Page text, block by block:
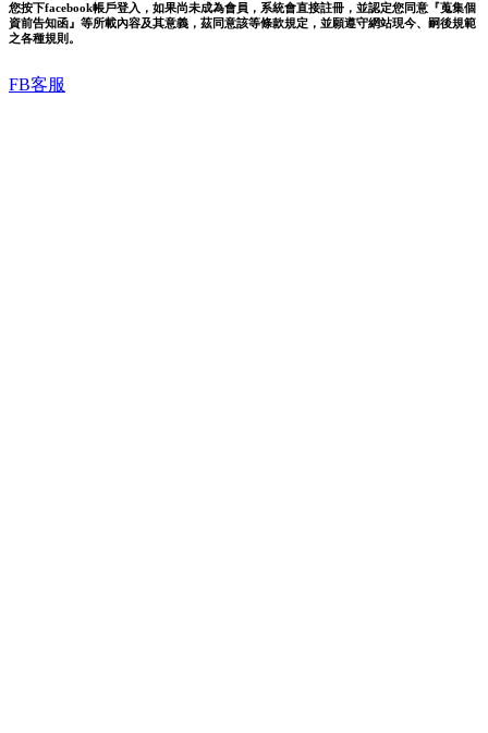
您按下facebook帳戶登入，如果尚未成為會員，系統會直接註冊，並認定您同意『蒐集個
資前告知函』等所載內容及其意義，茲同意該等條款規定，並願遵守網站現今、嗣後規範
之各種規則。
FB客服